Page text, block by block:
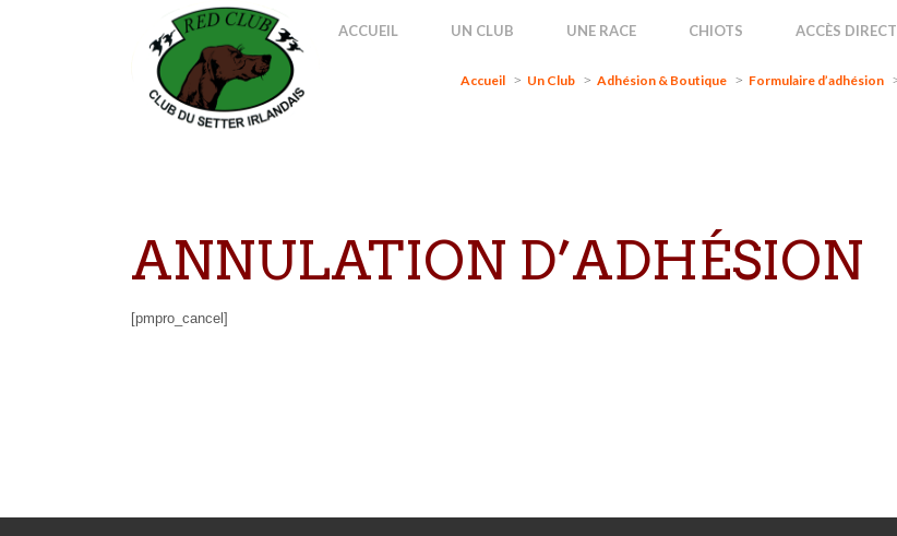
ACCUEIL UN CLUB UNE RACE CHIOTS ACCÈS DIRECT
Accueil Un Club Adhésion & Boutique Formulaire d’adhésion
ANNULATION D’ADHÉSION
[pmpro_cancel]